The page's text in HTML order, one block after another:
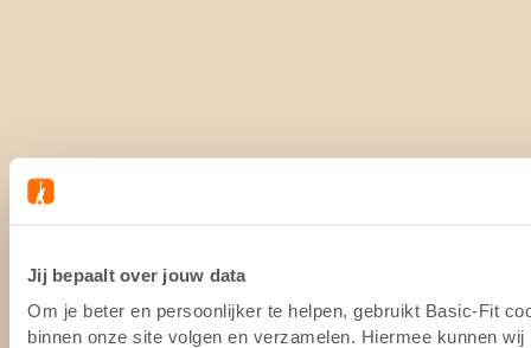
Jij bepaalt over jouw data
Om je beter en persoonlijker te helpen, gebruikt Basic-Fit
binnen onze site volgen en verzamelen. Hiermee kunnen